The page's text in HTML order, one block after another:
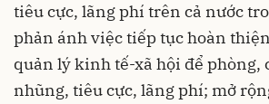
tiêu cực, lãng phí trên cả nước
phản ánh việc tiếp tục hoàn
quản lý kinh tế-xã hội để phòng,
nhũng, tiêu cực, lãng phí; mở